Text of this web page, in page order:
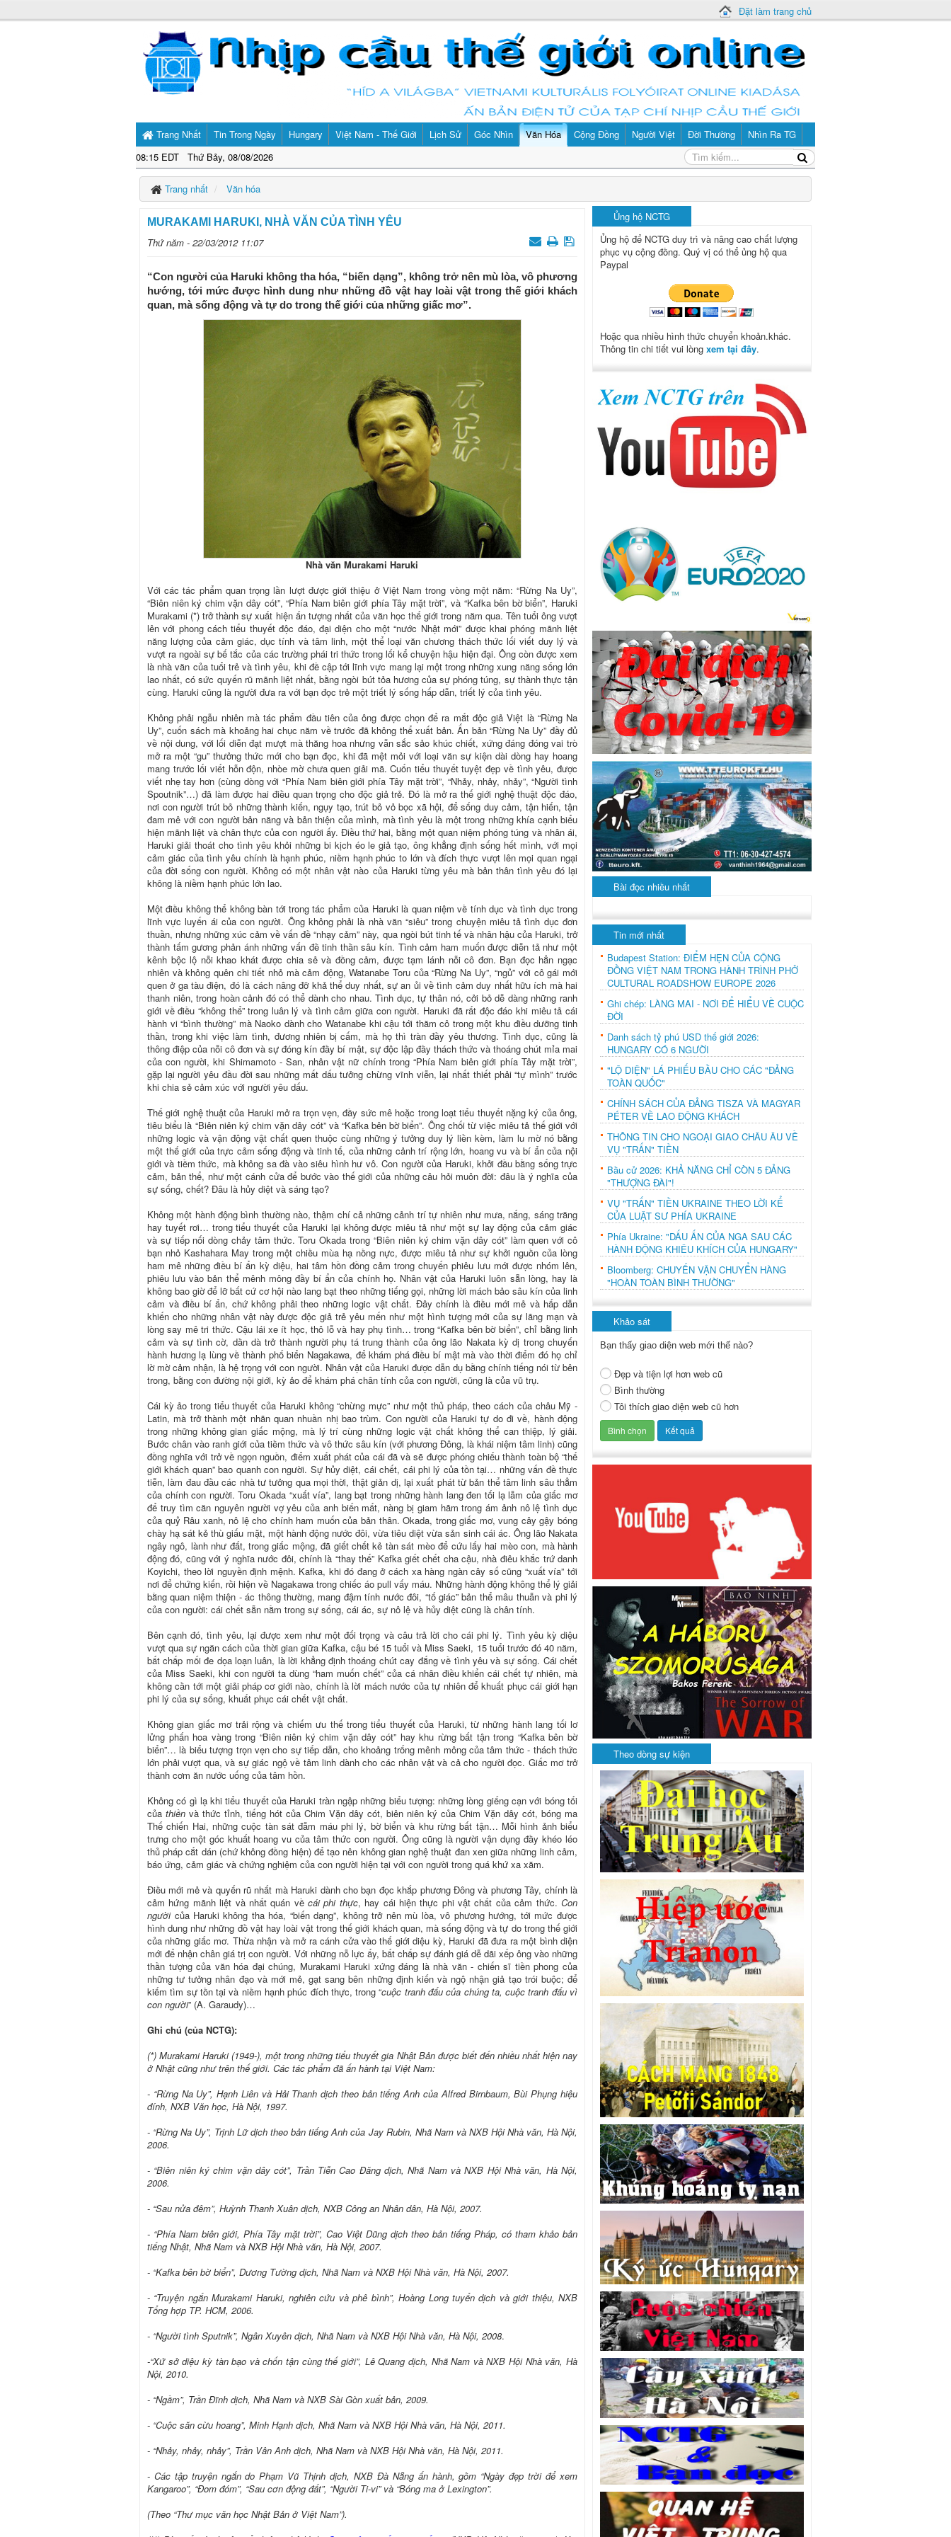
Đặt làm trang chủ
Trang Nhất
08:15 EDT Thứ Bảy, 08/08/2026
Tin Trong Ngày Hungary Việt Nam - Thế Giới Lịch Sử Góc Nhìn Văn Hóa Cộng Đồng Người Việt Đời Thường Nhìn Ra TG
Trang nhất Văn hóa
MURAKAMI HARUKI, NHÀ VĂN CỦA TÌNH YÊU
Thứ năm - 22/03/2012 11:07
“Con người của Haruki không tha hóa, “biến dạng”, không trở nên mù lòa, vô phương
hướng, tới mức được hình dung như những đồ vật hay loài vật trong thế giới khách
quan, mà sống động và tự do trong thế giới của những giấc mơ”.
Nhà văn Murakami Haruki
Với các tác phẩm quan trọng lần lượt được giới thiệu ở Việt Nam trong vòng một năm: “Rừng Na Uy”,
“Biên niên ký chim vặn dây cót”, “Phía Nam biên giới phía Tây mặt trời”, và “Kafka bên bờ biển”, Haruki
Murakami (*) trở thành sự xuất hiện ấn tượng nhất của văn học thế giới trong năm qua. Tên tuổi ông vượt
lên với phong cách tiểu thuyết độc đáo, đại diện cho một “nước Nhật mới” được khai phóng mãnh liệt
năng lượng của cảm giác, dục tính và tâm linh, một thể loại văn chương thách thức lối viết duy lý và
vượt ra ngoài sự bế tắc của các trường phái tri thức trong lối kể chuyện hậu hiện đại. Ông còn được xem
là nhà văn của tuổi trẻ và tình yêu, khi đề cập tới lĩnh vực mang lại một trong những xung năng sống lớn
lao nhất, có sức quyến rũ mãnh liệt nhất, bằng ngòi bút tỏa hương của sự phóng túng, sự thành thực tận
cùng. Haruki cũng là người đưa ra với bạn đọc trẻ một triết lý sống hấp dẫn, triết lý của tình yêu.
Không phải ngẫu nhiên mà tác phẩm đầu tiên của ông được chọn để ra mắt độc giả Việt là “Rừng Na
Uy”, cuốn sách mà khoảng hai chục năm về trước đã không thể xuất bản. Ấn bản “Rừng Na Uy” đầy đủ
về nội dung, với lối diễn đạt mượt mà thăng hoa nhưng vẫn sắc sảo khúc chiết, xứng đáng đóng vai trò
mở ra một “gu” thưởng thức mới cho bạn đọc, khi đã mệt mỏi với loại văn sự kiện dài dòng hay hoang
mang trước lối viết hỗn độn, nhòe mờ chưa quen giải mã. Cuốn tiểu thuyết tuyệt đẹp về tình yêu, được
viết nhẹ tay hơn (cùng dòng với “Phía Nam biên giới phía Tây mặt trời”, “Nhảy, nhảy, nhảy”, “Người tình
Spoutnik”…) đã làm được hai điều quan trọng cho độc giả trẻ. Đó là mở ra thế giới nghệ thuật độc đáo,
nơi con người trút bỏ những thành kiến, ngụy tạo, trút bỏ vỏ bọc xã hội, để sống duy cảm, tận hiến, tận
đam mê với con người bản năng và bản thiện của mình, mà tình yêu là một trong những khía cạnh biểu
hiện mãnh liệt và chân thực của con người ấy. Điều thứ hai, bằng một quan niệm phóng túng và nhân ái,
Haruki giải thoát cho tình yêu khỏi những bi kịch éo le giả tạo, ông khẳng định sống hết mình, với mọi
cảm giác của tình yêu chính là hạnh phúc, niềm hạnh phúc to lớn và đích thực vượt lên mọi quan ngại
của đời sống con người. Không có một nhân vật nào của Haruki từng yêu mà bản thân tình yêu đó lại
không là niềm hạnh phúc lớn lao.
Một điều không thể không bàn tới trong tác phẩm của Haruki là quan niệm về tính dục và tình dục trong
lĩnh vực luyến ái của con người. Ông không phải là nhà văn “siêu” trong chuyện miêu tả tình dục đơn
thuần, nhưng những xúc cảm về vấn đề “nhạy cảm” này, qua ngòi bút tinh tế và nhân hậu của Haruki, trở
thành tấm gương phản ánh những vấn đề tinh thần sâu kín. Tình cảm ham muốn được diễn tả như một
kênh bộc lộ nỗi khao khát được chia sẻ và đồng cảm, được tạm lánh nỗi cô đơn. Bạn đọc hẳn ngạc
nhiên và không quên chi tiết nhỏ mà cảm động, Watanabe Toru của “Rừng Na Uy”, “ngủ” với cô gái mới
quen ở ga tàu điện, đó là cách nâng đỡ khả thể duy nhất, sự an ủi về tình cảm duy nhất hữu ích mà hai
thanh niên, trong hoàn cảnh đó có thể dành cho nhau. Tình dục, tự thân nó, cởi bỏ dễ dàng những ranh
giới về điều “không thể” trong luân lý và tình cảm giữa con người. Haruki đã rất độc đáo khi miêu tả cái
hành vi “bình thường” mà Naoko dành cho Watanabe khi cậu tới thăm cô trong một khu điều dưỡng tinh
thần, trong khi việc làm tình, đương nhiên bị cấm, mà họ thì tràn đầy yêu thương. Tình dục, cũng là
thông điệp của nỗi cô đơn và sự đóng kín đầy bí mật, sự độc lập đầy thách thức và thoáng chút mỉa mai
của con người, khi Shimamoto - San, nhân vật nữ chính trong “Phía Nam biên giới phía Tây mặt trời”,
gặp lại người yêu đầu đời sau những mất dấu tưởng chừng vĩnh viễn, lại nhất thiết phải “tự mình” trước
khi chia sẻ cảm xúc với người yêu dấu.
Thế giới nghệ thuật của Haruki mở ra trọn vẹn, đầy sức mê hoặc trong loạt tiểu thuyết nặng ký của ông,
tiêu biểu là “Biên niên ký chim vặn dây cót” và “Kafka bên bờ biển”. Ông chối từ việc miêu tả thế giới với
những logic và vận động vật chất quen thuộc cùng những ý tưởng duy lý liền kèm, làm lu mờ nó bằng
một thế giới của trực cảm sống động và tinh tế, của những cảnh trí rộng lớn, hoang vu và bí ẩn của nội
giới và tiềm thức, mà không sa đà vào siêu hình hư vô. Con người của Haruki, khởi đầu bằng sống trực
cảm, bản thể, như một cánh cửa để bước vào thế giới của những câu hỏi muôn đời: đâu là ý nghĩa của
sự sống, chết? Đâu là hủy diệt và sáng tạo?
Không một hành động bình thường nào, thậm chí cả những cảnh trí tự nhiên như mưa, nắng, sáng trăng
hay tuyết rơi… trong tiểu thuyết của Haruki lại không được miêu tả như một sự lay động của cảm giác
và sự tiếp nối dòng chảy tâm thức. Toru Okada trong “Biên niên ký chim vặn dây cót” làm quen với cô
bạn nhỏ Kashahara May trong một chiều mùa hạ nồng nực, được miêu tả như sự khởi nguồn của lòng
ham mê những điều bí ẩn kỳ diệu, hai tâm hồn đồng cảm trong chuyến phiêu lưu mới được nhóm lên,
phiêu lưu vào bản thể mênh mông đầy bí ẩn của chính họ. Nhân vật của Haruki luôn sẵn lòng, hay là
không bao giờ để lỡ bất cứ cơ hội nào lang bạt theo những tiếng gọi, những lời mách bảo sâu kín của linh
cảm và điều bí ẩn, chứ không phải theo những logic vật chất. Đây chính là điều mới mẻ và hấp dẫn
khiến cho những nhân vật này được độc giả trẻ yêu mến như một hình tượng mới của sự lãng mạn và
lòng say mê tri thức. Cậu lái xe ít học, thô lỗ và hay phụ tình… trong “Kafka bên bờ biển”, chỉ bằng linh
cảm và sự tình cờ, dần dà trở thành người phụ tá trung thành của ông lão Nakata kỳ dị trong chuyến
hành hương lạ lùng về thành phố biển Nagakawa, để khám phá điều bí mật mà vào thời điểm đó họ chỉ
lờ mờ cảm nhận, là hệ trọng với con người. Nhân vật của Haruki được dẫn dụ bằng chính tiếng nói từ bên
trong, bằng con đường nội giới, kỳ ảo để khám phá chân tính của con người, cũng là của vũ trụ.
Cái kỳ ảo trong tiểu thuyết của Haruki không “chừng mực” như một thủ pháp, theo cách của châu Mỹ -
Latin, mà trở thành một nhãn quan nhuần nhị bao trùm. Con người của Haruki tự do đi về, hành động
trong những không gian giấc mộng, mà lý trí cùng những logic vật chất không thể can thiệp, lý giải.
Bước chân vào ranh giới của tiềm thức và vô thức sâu kín (với phương Đông, là khái niệm tâm linh) cũng
đồng nghĩa với trở về ngọn nguồn, điểm xuất phát của cái đã và sẽ được phóng chiếu thành toàn bộ “thế
giới khách quan” bao quanh con người. Sự hủy diệt, cái chết, cái phi lý của tồn tại… những vấn đề thực
tiễn, làm đau đầu các nhà tư tưởng qua mọi thời, thật giản dị, lại xuất phát từ bản thể tâm linh sâu thẳm
của chính con người. Toru Okada “xuất vía”, lang bạt trong những hành lang đen tối lạ lẫm của giấc mơ
để truy tìm căn nguyên người vợ yêu của anh biến mất, nàng bị giam hãm trong ám ảnh nô lệ tình dục
của quỷ Râu xanh, nô lệ cho chính ham muốn của bản thân. Okada, trong giấc mơ, vung cây gậy bóng
chày hạ sát kẻ thù giấu mặt, một hành động nước đôi, vừa tiêu diệt vừa sản sinh cái ác. Ông lão Nakata
ngây ngô, lành như đất, trong giấc mộng, đã giết chết kẻ tàn sát mèo để cứu lấy hai mèo con, mà hành
động đó, cũng với ý nghĩa nước đôi, chính là “thay thế” Kafka giết chết cha cậu, nhà điêu khắc trứ danh
Koyichi, theo lời nguyền định mệnh. Kafka, khi đó đang ở cách xa hàng ngàn cây số cũng “xuất vía” tới
nơi để chứng kiến, rồi hiện về Nagakawa trong chiếc áo pull vấy máu. Những hành động không thể lý giải
bằng quan niệm thiện - ác thông thường, mang đậm tính nước đôi, “tố giác” bản thể mâu thuẫn và phi lý
của con người: cái chết sẵn nằm trong sự sống, cái ác, sự nô lệ và hủy diệt cũng là chân tính.
Bên cạnh đó, tình yêu, lại được xem như một đối trọng và câu trả lời cho cái phi lý. Tình yêu kỳ diệu
vượt qua sự ngăn cách của thời gian giữa Kafka, cậu bé 15 tuổi và Miss Saeki, 15 tuổi trước đó 40 năm,
bất chấp mối đe dọa loạn luân, là lời khẳng định thoáng chút cay đắng về tình yêu và sự sống. Cái chết
của Miss Saeki, khi con người ta dùng “ham muốn chết” của cá nhân điều khiển cái chết tự nhiên, mà
không cần tới một giải pháp cơ giới nào, chính là lời mách nước của tự nhiên để khuất phục cái giới hạn
phi lý của sự sống, khuất phục cái chết vật chất.
Không gian giấc mơ trải rộng và chiếm ưu thế trong tiểu thuyết của Haruki, từ những hành lang tối lơ
lửng phấn hoa vàng trong “Biên niên ký chim vặn dây cót” hay khu rừng bất tận trong “Kafka bên bờ
biển”… là biểu tượng trọn vẹn cho sự tiếp dẫn, cho khoảng trống mênh mông của tâm thức - thách thức
lớn phải vượt qua, và sự giác ngộ về tâm linh dành cho các nhân vật và cả cho người đọc. Giấc mơ trở
thành cơm ăn nước uống của tâm hồn.
Không có gì lạ khi tiểu thuyết của Haruki tràn ngập những biểu tượng: những lòng giếng cạn với bóng tối
của thiền và thức tỉnh, tiếng hót của Chim Vặn dây cót, biên niên ký của Chim Vặn dây cót, bóng ma
Thế chiến Hai, những cuộc tàn sát đẫm máu phi lý, bờ biển và khu rừng bất tận… Mỗi hình ảnh biểu
trưng cho một góc khuất hoang vu của tâm thức con người. Ông cũng là người vận dụng đầy khéo léo
thủ pháp cắt dán (chứ không đồng hiện) để tạo nên không gian nghệ thuật đan xen giữa những linh cảm,
báo ứng, cảm giác và chứng nghiệm của con người hiện tại với con người trong quá khứ xa xăm.
Điều mới mẻ và quyến rũ nhất mà Haruki dành cho bạn đọc khắp phương Đông và phương Tây, chính là
cảm hứng mãnh liệt và nhất quán vềcái phi thực, hay cái hiện thực phi vật chất của cảm thức. Con
người của Haruki không tha hóa, “biến dạng”, không trở nên mù lòa, vô phương hướng, tới mức được
hình dung như những đồ vật hay loài vật trong thế giới khách quan, mà sống động và tự do trong thế giới
của những giấc mơ. Thừa nhận và mở ra cánh cửa vào thế giới diệu kỳ, Haruki đã đưa ra một bình diện
mới để nhận chân giá trị con người. Với những nỗ lực ấy, bất chấp sự đánh giá dễ dãi xếp ông vào những
thần tượng của văn hóa đại chúng, Murakami Haruki xứng đáng là nhà văn - chiến sĩ tiền phong của
những tư tưởng nhân đạo và mới mẻ, gạt sang bên những định kiến và ngộ nhận giả tạo trói buộc; để
kiếm tìm sự tồn tại và niềm hạnh phúc đích thực, trong “cuộc tranh đấu của chúng ta, cuộc tranh đấu vì
con người” (A. Garaudy)…
Ghi chú (của NCTG):
(*) Murakami Haruki (1949-), một trong những tiểu thuyết gia Nhật Bản được biết đến nhiều nhất hiện nay
ở Nhật cũng như trên thế giới. Các tác phẩm đã ấn hành tại Việt Nam:
- “Rừng Na Uy”, Hạnh Liên và Hải Thanh dịch theo bản tiếng Anh của Alfred Birnbaum, Bùi Phụng hiệu
đính, NXB Văn học, Hà Nội, 1997.
- “Rừng Na Uy”, Trịnh Lữ dịch theo bản tiếng Anh của Jay Rubin, Nhã Nam và NXB Hội Nhà văn, Hà Nội,
2006.
- “Biên niên ký chim vặn dây cót”, Trần Tiễn Cao Đăng dịch, Nhã Nam và NXB Hội Nhà văn, Hà Nội,
2006.
- “Sau nửa đêm”, Huỳnh Thanh Xuân dịch, NXB Công an Nhân dân, Hà Nội, 2007.
- “Phía Nam biên giới, Phía Tây mặt trời”, Cao Việt Dũng dịch theo bản tiếng Pháp, có tham khảo bản
tiếng Nhật, Nhã Nam và NXB Hội Nhà văn, Hà Nội, 2007.
- “Kafka bên bờ biển”, Dương Tường dịch, Nhã Nam và NXB Hội Nhà văn, Hà Nội, 2007.
- “Truyện ngắn Murakami Haruki, nghiên cứu và phê bình”, Hoàng Long tuyển dịch và giới thiệu, NXB
Tổng hợp TP. HCM, 2006.
- “Người tình Sputnik”, Ngân Xuyên dịch, Nhã Nam và NXB Hội Nhà văn, Hà Nội, 2008.
-“Xứ sở diệu kỳ tàn bạo và chốn tận cùng thế giới”, Lê Quang dịch, Nhã Nam và NXB Hội Nhà văn, Hà
Nội, 2010.
- “Ngầm”, Trần Đĩnh dịch, Nhã Nam và NXB Sài Gòn xuất bản, 2009.
- “Cuộc săn cừu hoang”, Minh Hạnh dịch, Nhã Nam và NXB Hội Nhà văn, Hà Nội, 2011.
- “Nhảy, nhảy, nhảy”, Trần Vân Anh dịch, Nhã Nam và NXB Hội Nhà văn, Hà Nội, 2011.
- Các tập truyện ngắn do Phạm Vũ Thịnh dịch, NXB Đà Nẵng ấn hành, gồm “Ngày đẹp trời để xem
Kangaroo”, “Đom đóm”, “Sau cơn động đất”, “Người Ti-vi” và “Bóng ma ở Lexington”.
(Theo “Thư mục văn học Nhật Bản ở Việt Nam”).
Ủng hộ NCTG
Ủng hộ để NCTG duy trì và nâng cao chất lượng
phục vụ cộng đồng. Quý vị có thể ủng hộ qua
Paypal
Hoặc qua nhiều hình thức chuyển khoản.khác.
Thông tin chi tiết vui lòng xem tại đây.
Bài đọc nhiều nhất
Tin mới nhất
Budapest Station: ĐIỂM HẸN CỦA CỘNG
ĐỒNG VIỆT NAM TRONG HÀNH TRÌNH PHỞ
CULTURAL ROADSHOW EUROPE 2026
Ghi chép: LÀNG MAI - NƠI ĐỂ HIỂU VỀ CUỘC
ĐỜI
Danh sách tỷ phú USD thế giới 2026:
HUNGARY CÓ 6 NGƯỜI
"LỘ DIỆN" LÁ PHIẾU BẦU CHO CÁC "ĐẢNG
TOÀN QUỐC"
CHÍNH SÁCH CỦA ĐẢNG TISZA VÀ MAGYAR
PÉTER VỀ LAO ĐỘNG KHÁCH
THÔNG TIN CHO NGOẠI GIAO CHÂU ÂU VỀ
VỤ "TRẤN" TIỀN
Bầu cử 2026: KHẢ NĂNG CHỈ CÒN 5 ĐẢNG
"THƯỢNG ĐÀI"!
VỤ "TRẤN" TIỀN UKRAINE THEO LỜI KỂ
CỦA LUẬT SƯ PHÍA UKRAINE
Phía Ukraine: "DẤU ẤN CỦA NGA SAU CÁC
HÀNH ĐỘNG KHIÊU KHÍCH CỦA HUNGARY"
Bloomberg: CHUYẾN VẬN CHUYỂN HÀNG
"HOÀN TOÀN BÌNH THƯỜNG"
Khảo sát
Bạn thấy giao diện web mới thế nào?
Đẹp và tiện lợi hơn web cũ
Bình thường
Tôi thích giao diện web cũ hơn
Theo dòng sự kiện